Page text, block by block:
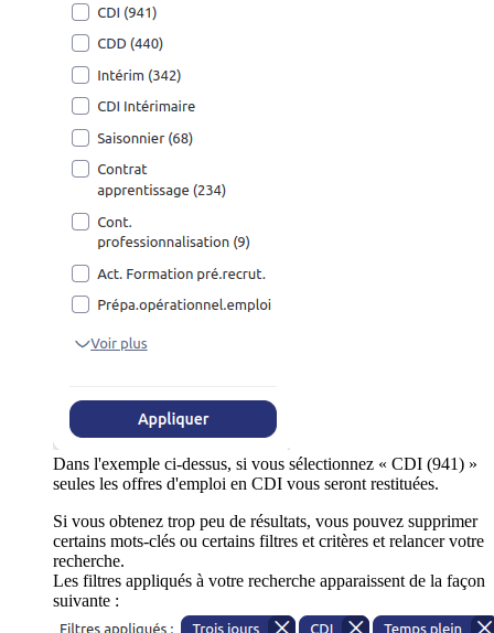
Dans l'exemple ci-dessus, si vous sélectionnez « CDI (941) »
seules les offres d'emploi en CDI vous seront restituées.
Si vous obtenez trop peu de résultats, vous pouvez supprimer
certains mots-clés ou certains filtres et critères et relancer votre
recherche.
Les filtres appliqués à votre recherche apparaissent de la façon
suivante :